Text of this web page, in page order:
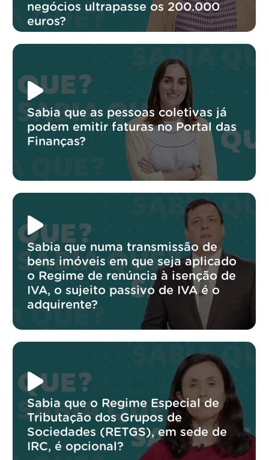
negócios ultrapasse os 200.000
euros?
Sabia que as pessoas coletivas já
podem emitir faturas no Portal das
Finanças?
Sabia que numa transmissão de
bens imóveis em que seja aplicado
o Regime de renúncia à isenção de
IVA, o sujeito passivo de IVA é o
adquirente?
Sabia que o Regime Especial de
Tributação dos Grupos de
Sociedades (RETGS), em sede de
IRC, é opcional?